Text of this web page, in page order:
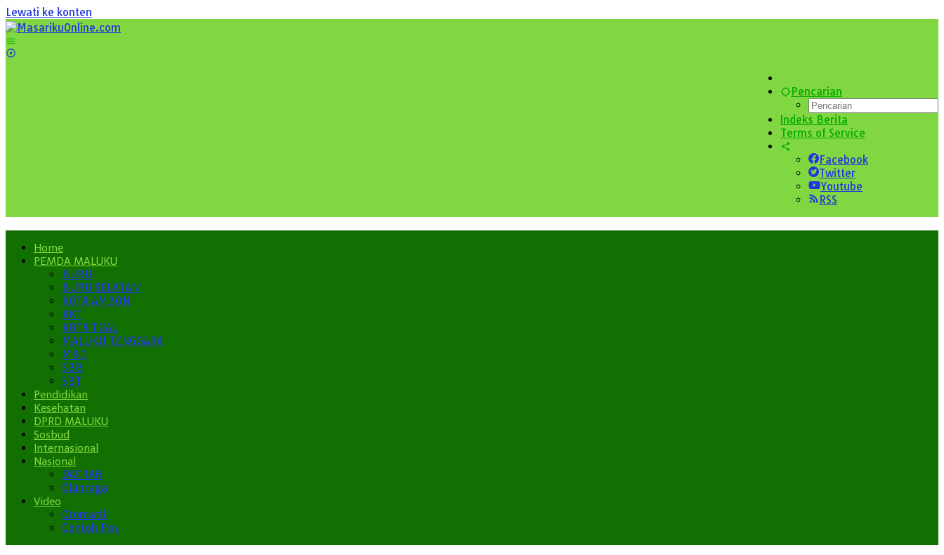
Lewati ke konten
Pencarian
Indeks Berita
Terms of Service
Facebook
Twitter
Youtube
RSS
Home
PEMDA MALUKU
BURU
BURU SELATAN
KOTA AMBON
KKT
KOTA TUAL
MALUKU TENGGARA
MBD
SBB
SBT
Pendidikan
Kesehatan
DPRD MALUKU
Sosbud
Internasional
Nasional
DAERAH
Olahraga
Video
Otomatif
Contoh Pos